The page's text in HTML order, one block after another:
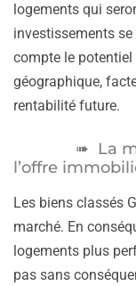
logements qui
investissements
compte le
géographique,
rentabilité future.
La
l’offre
Les biens classés
marché. En
logements plus
pas sans